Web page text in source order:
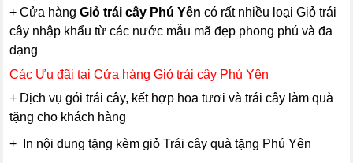
+ Cửa hàngGiỏ trái cây Phú Yên có rất nhiều loại Giỏ trái
cây nhập khẩu từ các nước mẫu mã đẹp phong phú và đa
dạng
Các Ưu đãi tại Cửa hàng Giỏ trái cây Phú Yên
+ Dịch vụ gói trái cây, kết hợp hoa tươi và trái cây làm quà
tặng cho khách hàng
+ In nội dung tặng kèm giỏ Trái cây quà tặng Phú Yên